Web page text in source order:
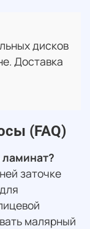
дисков
Доставка
(FAQ)
заточке
малярный